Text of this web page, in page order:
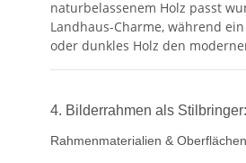
naturbelassenem Holz passt
Landhaus-Charme, während
oder dunkles Holz den
4. Bilderrahmen als
Rahmenmaterialien & Oberflächen